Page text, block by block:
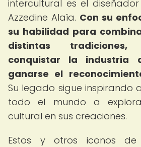
intercultural es el
Azzedine Alaïa. Con su
su habilidad para
distintas
conquistar la
ganarse el
Su legado sigue inspirando
todo el mundo a
cultural en sus creaciones.
Estos y otros iconos